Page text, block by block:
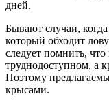
дней.
Бывают случаи,
который обходит
следует помнить,
труднодоступном, а
Поэтому
крысами.